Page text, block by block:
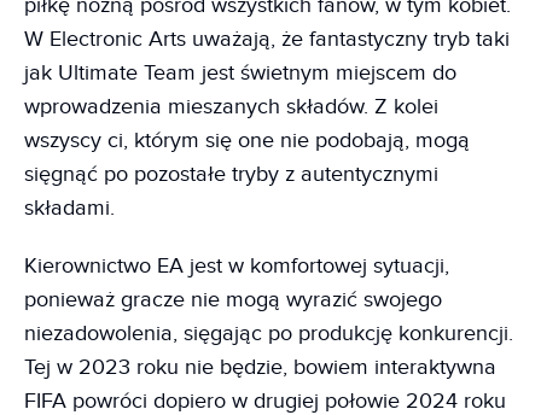
piłkę nożną pośród wszystkich fanów, w tym kobiet.
W Electronic Arts uważają, że fantastyczny tryb taki
jak Ultimate Team jest świetnym miejscem do
wprowadzenia mieszanych składów. Z kolei
wszyscy ci, którym się one nie podobają, mogą
sięgnąć po pozostałe tryby z autentycznymi
składami.
Kierownictwo EA jest w komfortowej sytuacji,
ponieważ gracze nie mogą wyrazić swojego
niezadowolenia, sięgając po produkcję konkurencji.
Tej w 2023 roku nie będzie, bowiem interaktywna
FIFA powróci dopiero w drugiej połowie 2024 roku